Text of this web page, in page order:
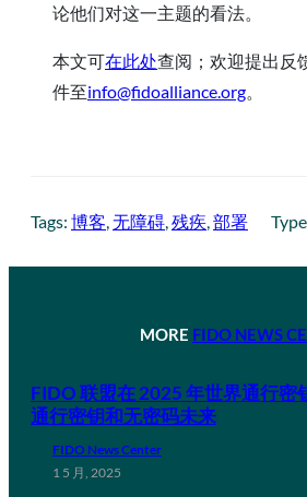
论他们对这一主题的看法。
本文可在此处查阅；欢迎提出反
件至info@fidoalliance.org。
Tags: 博客 无障碍 残疾 部署
MORE FIDO NEWS
FIDO 联盟在 2025 年世界通行密
通行密钥和无密码未来
FIDO News Center
1 5 月, 2025